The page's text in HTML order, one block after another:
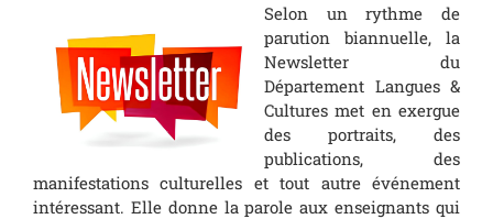
Selon un rythme de
parution biannuelle, la
Newsletter du
Département Langues &
Cultures met en exergue
des portraits, des
publications, des
manifestations culturelles et tout autre événement
intéressant. Elle donne la parole aux enseignants qui